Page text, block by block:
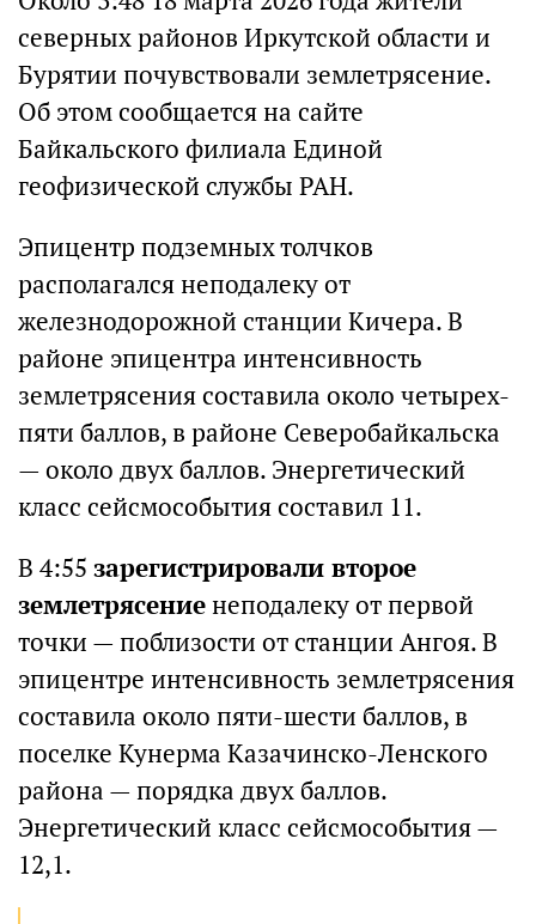
северных районов Иркутской области и
Бурятии почувствовали землетрясение.
Об этом сообщается на сайте
Байкальского филиала Единой
геофизической службы РАН.
Эпицентр подземных толчков
располагался неподалеку от
железнодорожной станции Кичера. В
районе эпицентра интенсивность
землетрясения составила около четырех-
пяти баллов, в районе Северобайкальска
— около двух баллов. Энергетический
класс сейсмособытия составил 11.
В 4:55 зарегистрировали второе
землетрясениенеподалеку от первой
точки — поблизости от станции Ангоя. В
эпицентре интенсивность землетрясения
составила около пяти-шести баллов, в
поселке Кунерма Казачинско-Ленского
района — порядка двух баллов.
Энергетический класс сейсмособытия —
12,1.